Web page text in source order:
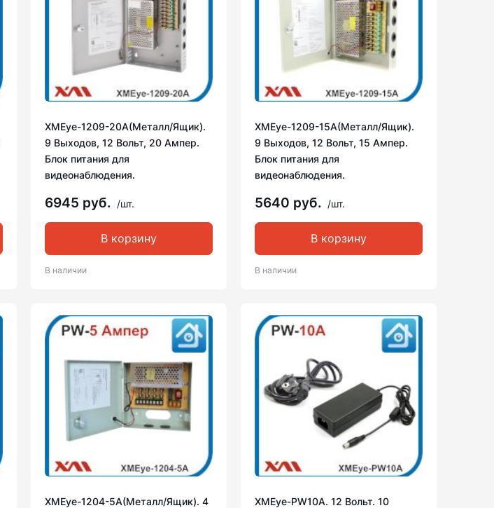
XMEye-1209-20A(Металл/Ящик).
9 Выходов, 12 Вольт, 20 Ампер.
Блок питания для
видеонаблюдения.
6945 руб. /шт.
В корзину
В наличии
XMEye-1209-15A(Металл/Ящик).
9 Выходов, 12 Вольт, 15 Ампер.
Блок питания для
видеонаблюдения.
5640 руб. /шт.
В корзину
В наличии
XMEye-1204-5A(Металл/Ящик). 4
XMEye-PW10A. 12 Вольт. 10